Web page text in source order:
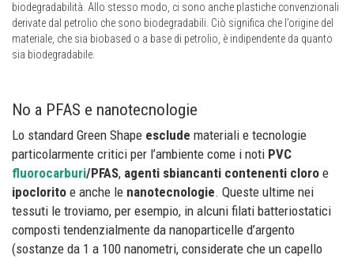
biodegradabilità. Allo stesso modo, ci sono anche plastiche convenzionali
derivate dal petrolio che sono biodegradabili. Ciò significa che l’origine del
materiale, che sia biobased o a base di petrolio, è indipendente da quanto
sia biodegradabile.
No a PFAS e nanotecnologie
Lo standard Green Shape esclude materiali e tecnologie
particolarmente critici per l’ambiente come i noti PVC
fluorocarburi/PFAS, agenti sbiancanti contenenti cloro e
ipoclorito e anche le nanotecnologie. Queste ultime nei
tessuti le troviamo, per esempio, in alcuni filati batteriostatici
composti tendenzialmente da nanoparticelle d’argento
(sostanze da 1 a 100 nanometri, considerate che un capello